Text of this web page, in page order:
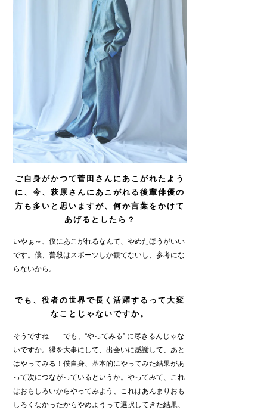
ご自身がかつて菅田さんにあこがれたよう
に、今、萩原さんにあこがれる後輩俳優の
方も多いと思いますが、何か言葉をかけて
あげるとしたら？
いやぁ～、僕にあこがれるなんて、やめたほうがいい
です。僕、普段はスポーツしか観てないし、参考にな
らないから。
でも、役者の世界で長く活躍するって大変
なことじゃないですか。
そうですね……でも、“やってみる” に尽きるんじゃな
いですか。縁を大事にして、出会いに感謝して、あと
はやってみる！僕自身、基本的にやってみた結果があ
って次につながっているというか。やってみて、これ
はおもしろいからやってみよう、これはあんまりおも
しろくなかったからやめようって選択してきた結果、